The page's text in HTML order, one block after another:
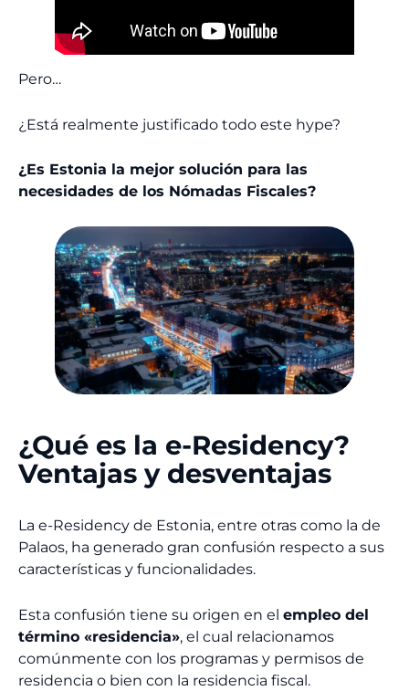
Pero…
¿Está realmente justificado todo este hype?
¿Es Estonia la mejor solución para las
necesidades de los Nómadas Fiscales?
¿Qué es la e-Residency?
Ventajas y desventajas
La e-Residency de Estonia, entre otras como la de
Palaos, ha generado gran confusión respecto a sus
características y funcionalidades.
Esta confusión tiene su origen en el empleo del
término «residencia», el cual relacionamos
comúnmente con los programas y permisos de
residencia o bien con la residencia fiscal.